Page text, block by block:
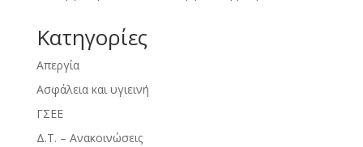
Kατηγορίες
Απεργία
Ασφάλεια και υγιεινή
ΓΣΕΕ
Δ.Τ. – Ανακοινώσεις